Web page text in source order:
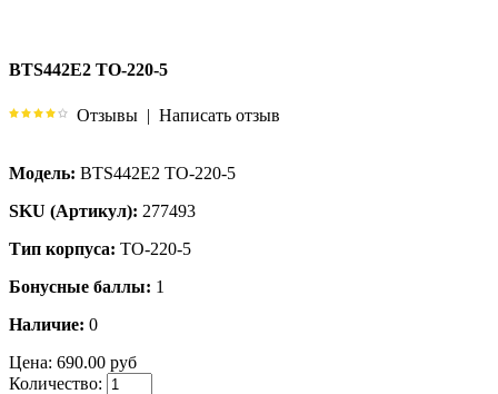
BTS442E2 TO-220-5
Отзывы | Написать отзыв
Модель: BTS442E2 TO-220-5
SKU (Артикул): 277493
Тип корпуса: TO-220-5
Бонусные баллы: 1
Наличие: 0
Цена: 690.00 руб
Количество: